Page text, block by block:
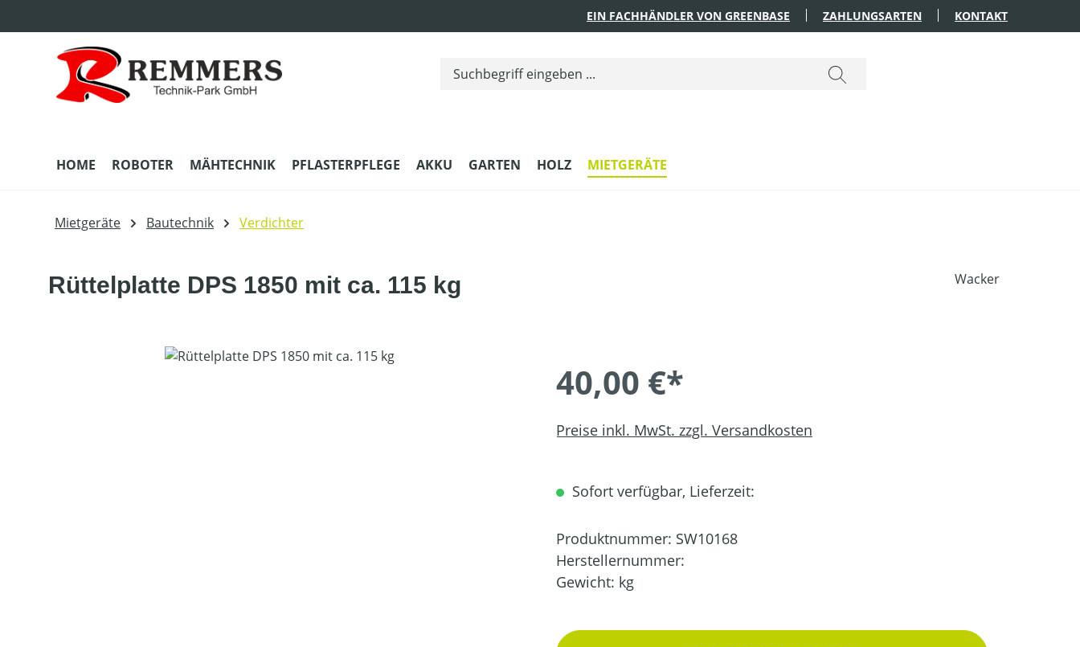
EIN FACHHÄNDLER VON GREENBASE ZAHLUNGSARTEN KONTAKT
HOME ROBOTER MÄHTECHNIK PFLASTERPFLEGE AKKU GARTEN HOLZ MIETGERÄTE
Mietgeräte Bautechnik Verdichter
Rüttelplatte DPS 1850 mit ca. 115 kg Wacker
Bildergalerie überspringen
40,00 €*
Preise inkl. MwSt. zzgl. Versandkosten
Sofort verfügbar, Lieferzeit:
Produktnummer: SW10168
Herstellernummer:
Gewicht: kg